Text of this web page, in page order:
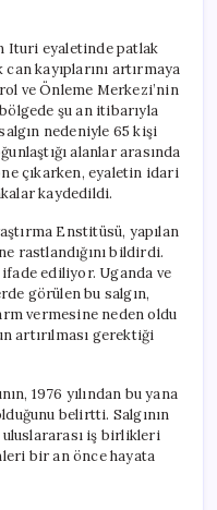
Aldı
için
Ituri eyaletinde patlak
kayıplarını artırmaya
ve Önleme Merkezi’nin
şu an itibarıyla
nedeniyle 65 kişi
alanlar arasında
çıkarken, eyaletin idari
kaydedildi.
Enstitüsü, yapılan
rastlandığını bildirdi.
ediliyor. Uganda ve
görülen bu salgın,
vermesine neden oldu
artırılması gerektiği
1976 yılından bu yana
belirtti. Salgının
uluslararası iş birlikleri
bir an önce hayata